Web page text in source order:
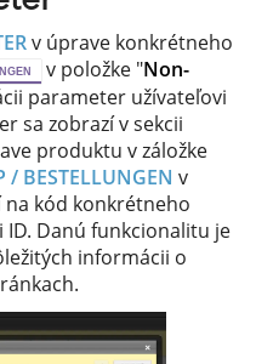
v úprave konkrétneho
v položke "Non-
parameter užívateľovi
sa zobrazí v sekcii
produktu v záložke
/ BESTELLUNGEN v
kód konkrétneho
Danú funkcionalitu je
informácii o